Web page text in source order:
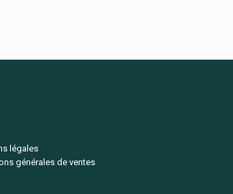
légales
générales de ventes